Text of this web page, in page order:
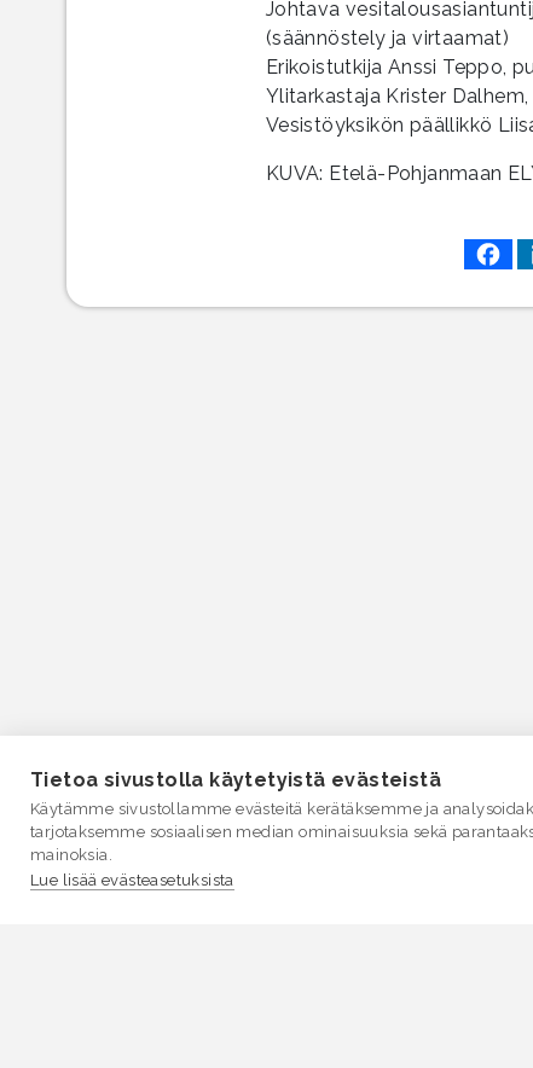
Johtava
(säännöstely ja virtaamat)
Erikoistutkija Anssi Teppo,
Ylitarkastaja Krister
Vesistöyksikön päällikkö
KUVA: Etelä-Pohjanmaan
Tietoa sivustolla käytetyistä evästeistä
Käytämme sivustollamme evästeitä kerätäksemme ja
tarjotaksemme sosiaalisen median ominaisuuksia sekä
mainoksia.
Lue lisää evästeasetuksista